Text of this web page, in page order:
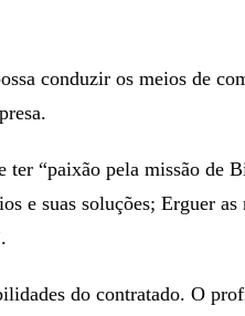
conduzir os meios de
ter “paixão pela missão de
e suas soluções; Erguer as
do contratado. O